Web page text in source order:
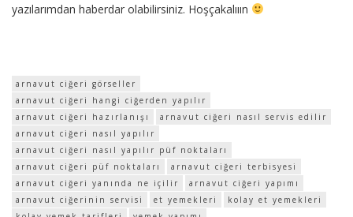
yazılarımdan haberdar olabilirsiniz. Hoşçakalııın
arnavut ciğeri görseller
arnavut ciğeri hangi ciğerden yapılır
arnavut ciğeri hazırlanışı
arnavut ciğeri nasıl servis edilir
arnavut ciğeri nasıl yapılır
arnavut ciğeri nasıl yapılır püf noktaları
arnavut ciğeri püf noktaları
arnavut ciğeri terbisyesi
arnavut ciğeri yanında ne içilir
arnavut ciğeri yapımı
arnavut ciğerinin servisi
et yemekleri
kolay et yemekleri